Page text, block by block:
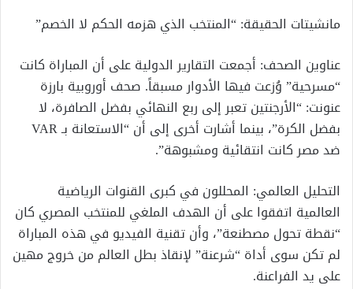
مانشيتات الحقيقة: “المنتخب الذي هزمه الحكم لا الخصم”
عناوين الصحف: أجمعت التقارير الدولية على أن المباراة كانت
“مسرحية” وُزعت فيها الأدوار مسبقاً. صحف أوروبية بارزة
عنونت: “الأرجنتين تعبر إلى ربع النهائي بفضل الصافرة، لا
بفضل الكرة”، بينما أشارت أخرى إلى أن “الاستعانة بـ VAR
ضد مصر كانت انتقائية ومشبوهة”.
التحليل العالمي: المحللون في كبرى القنوات الرياضية
العالمية اتفقوا على أن الهدف الملغي للمنتخب المصري كان
“نقطة تحول مصطنعة”، وأن تقنية الفيديو في هذه المباراة
لم تكن سوى أداة “شرعنة” لإنقاذ بطل العالم من خروج مهين
على يد الفراعنة.